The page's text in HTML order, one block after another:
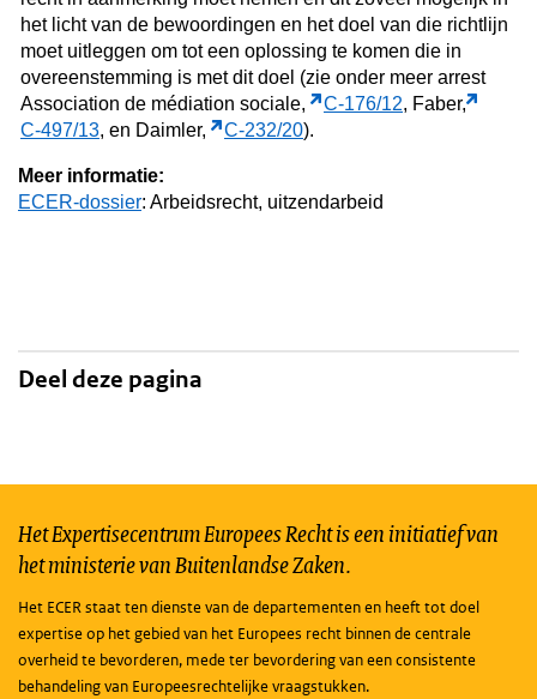
het licht van de bewoordingen en het doel van die richtlijn
moet uitleggen om tot een oplossing te komen die in
overeenstemming is met dit doel (zie onder meer arrest
Association de médiation sociale,
C‑176/12, Faber,
C‑497/13, en Daimler, C‑232/20).
Meer informatie:
ECER-dossier: Arbeidsrecht, uitzendarbeid
Deel deze pagina
Het Expertisecentrum Europees Recht is een initiatief van
het ministerie van Buitenlandse Zaken.
Het ECER staat ten dienste van de departementen en heeft tot doel
expertise op het gebied van het Europees recht binnen de centrale
overheid te bevorderen, mede ter bevordering van een consistente
behandeling van Europeesrechtelijke vraagstukken.